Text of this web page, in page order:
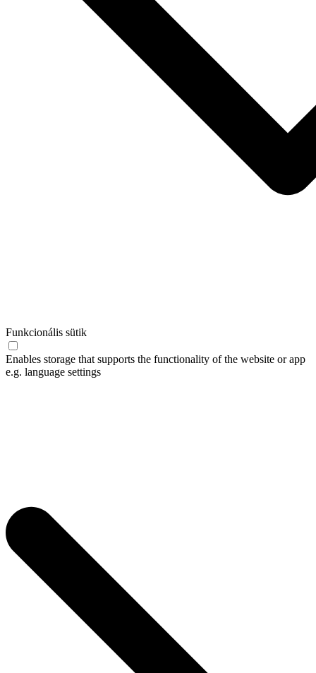
Funkcionális sütik
Enables storage that supports the functionality of the website or app
e.g. language settings